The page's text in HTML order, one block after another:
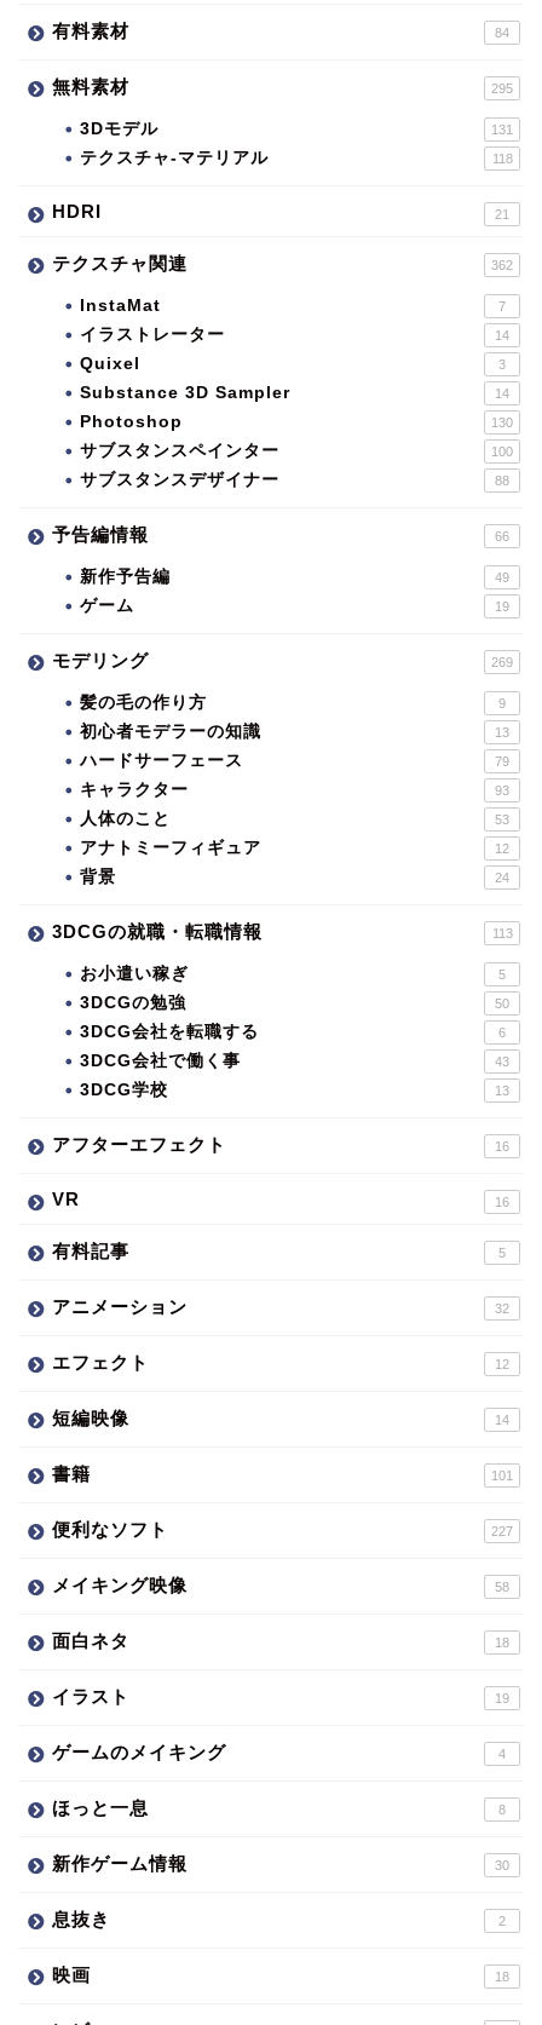
有料素材 84
無料素材 295
3Dモデル 131
テクスチャ-マテリアル 118
HDRI 21
テクスチャ関連 362
InstaMat 7
イラストレーター 14
Quixel 3
Substance 3D Sampler 14
Photoshop 130
サブスタンスペインター 100
サブスタンスデザイナー 88
予告編情報 66
新作予告編 49
ゲーム 19
モデリング 269
髪の毛の作り方 9
初心者モデラーの知識 13
ハードサーフェース 79
キャラクター 93
人体のこと 53
アナトミーフィギュア 12
背景 24
3DCGの就職・転職情報 113
お小遣い稼ぎ 5
3DCGの勉強 50
3DCG会社を転職する 6
3DCG会社で働く事 43
3DCG学校 13
アフターエフェクト 16
VR 16
有料記事 5
アニメーション 32
エフェクト 12
短編映像 14
書籍 101
便利なソフト 227
メイキング映像 58
面白ネタ 18
イラスト 19
ゲームのメイキング 4
ほっと一息 8
新作ゲーム情報 30
息抜き 2
映画 18